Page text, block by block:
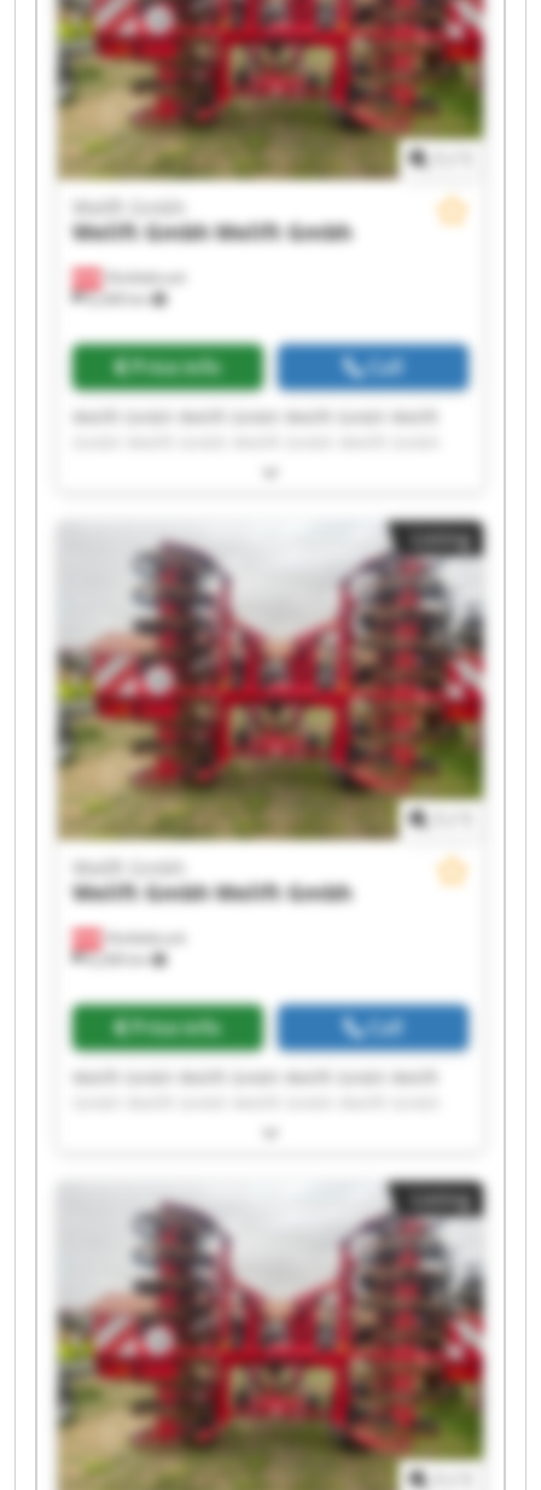
Vöcklabruck
8,268 km
Welift Gmbh
Welift GmbhWelift Gmbh
Price info Call
Welift Gmbh Welift Gmbh Welift Gmbh Welift
Welift Gmbh Welift Gmbh Welift Gmbh Welift
Welift Gmbh Welift Gmbh Welift Gmbh Welift
Gmbh Welift Gmbh Welift Gmbh
Listing
Vöcklabruck
8,268 km
Welift Gmbh
Welift GmbhWelift Gmbh
Price info Call
Welift Gmbh Welift Gmbh Welift Gmbh Welift
Welift Gmbh Welift Gmbh Welift Gmbh Welift
Welift Gmbh Welift Gmbh Welift Gmbh Welift
Gmbh Welift Gmbh Welift Gmbh
Listing